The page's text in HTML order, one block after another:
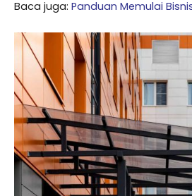
Baca juga: Panduan Memulai